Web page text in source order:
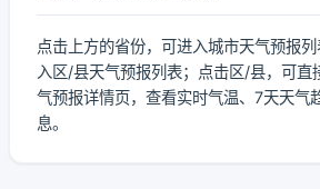
点击上方的省份，可进入城市天气预报
入区/县天气预报列表；点击区/县，可直
气预报详情页，查看实时气温、7天天气
息。